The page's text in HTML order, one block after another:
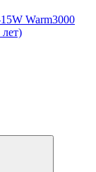
Warm3000